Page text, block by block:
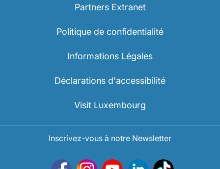
Partners Extranet
Politique de confidentialité
Informations Légales
Déclarations d'accessibilité
Visit Luxembourg
Inscrivez-vous à notre Newsletter